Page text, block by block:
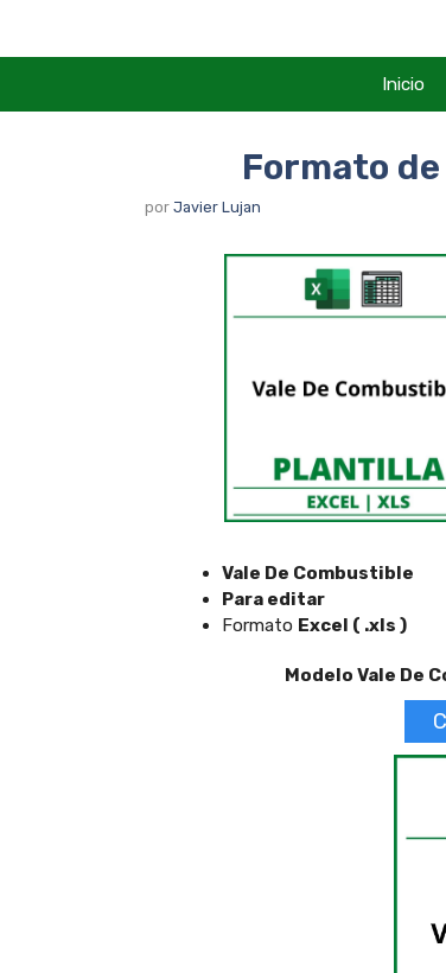
contenido
Inicio
Formato
por Javier Lujan
Vale De Combustible
Para editar
Formato Excel ( .xls )
Modelo Vale De